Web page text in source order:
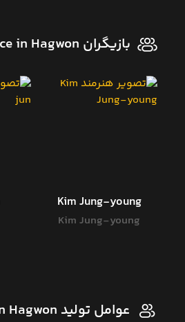
بازیگران The Midnight Romance in Hagwon
Kim Jung-young
Kim Jung-young
عوامل تولید The Midnight Romance in Hagwon